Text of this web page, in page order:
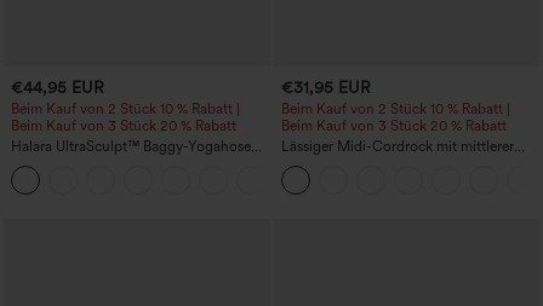
€44,95 EUR
Beim Kauf von 2 Stück 10 % Rabatt |
Beim Kauf von 3 Stück 20 % Rabatt
Halara UltraSculpt™ Baggy-Yogahose
mit hohem Bund, Bauchkontrolle,
Color-Block-Streifen und Taschen
€31,95 EUR
Beim Kauf von 2 Stück 10 % Rabatt |
Beim Kauf von 3 Stück 20 % Rabatt
Lässiger Midi-Cordrock mit mittlerer
Bundhöhe und vorderseitiger
Klapptasche